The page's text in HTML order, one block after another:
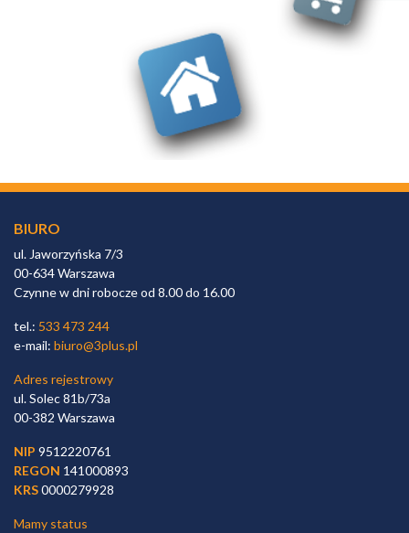
BIURO
ul. Jaworzyńska 7/3
00-634 Warszawa
Czynne w dni robocze od 8.00 do 16.00
tel.: 533 473 244
e-mail: biuro@3plus.pl
Adres rejestrowy
ul. Solec 81b/73a
00-382 Warszawa
NIP 9512220761
REGON 141000893
KRS0000279928
Mamy status